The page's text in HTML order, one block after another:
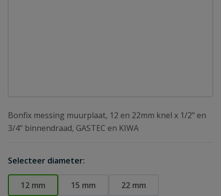
Bonfix messing muurplaat, 12 en 22mm knel x 1/2" en
3/4" binnendraad, GASTEC en KIWA
Selecteer diameter:
12 mm 15 mm 22 mm